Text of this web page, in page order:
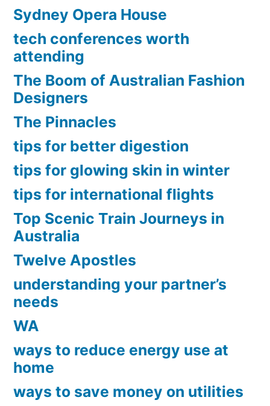
Sydney Opera House
tech conferences worth
attending
The Boom of Australian Fashion
Designers
The Pinnacles
tips for better digestion
tips for glowing skin in winter
tips for international flights
Top Scenic Train Journeys in
Australia
Twelve Apostles
understanding your partner’s
needs
WA
ways to reduce energy use at
home
ways to save money on utilities